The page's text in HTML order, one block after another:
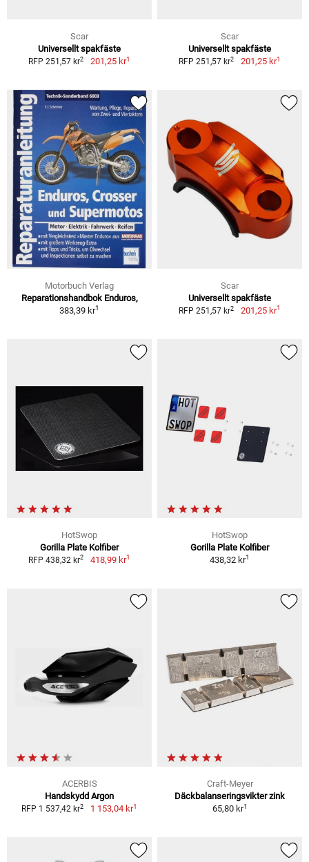
Scar
Universellt spakfäste
RFP 251,57 kr2 201,25 kr1
Scar
Universellt spakfäste
RFP 251,57 kr2 201,25 kr1
Motorbuch Verlag
Reparationshandbok Enduros,
383,39 kr1
Scar
Universellt spakfäste
RFP 251,57 kr2 201,25 kr1
HotSwop
Gorilla Plate Kolfiber
RFP 438,32 kr2 418,99 kr1
HotSwop
Gorilla Plate Kolfiber
438,32 kr1
ACERBIS
Handskydd Argon
RFP 1 537,42 kr2 1 153,04 kr1
Craft-Meyer
Däckbalanseringsvikter zink
65,80 kr1